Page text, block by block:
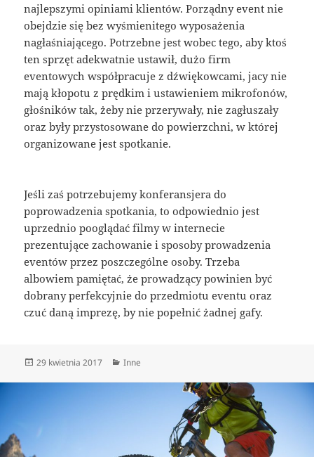
najlepszymi opiniami klientów. Porządny event nie
obejdzie się bez wyśmienitego wyposażenia
nagłaśniającego. Potrzebne jest wobec tego, aby ktoś
ten sprzęt adekwatnie ustawił, dużo firm
eventowych współpracuje z dźwiękowcami, jacy nie
mają kłopotu z prędkim i ustawieniem mikrofonów,
głośników tak, żeby nie przerywały, nie zagłuszały
oraz były przystosowane do powierzchni, w której
organizowane jest spotkanie.
Jeśli zaś potrzebujemy konferansjera do
poprowadzenia spotkania, to odpowiednio jest
uprzednio pooglądać filmy w internecie
prezentujące zachowanie i sposoby prowadzenia
eventów przez poszczególne osoby. Trzeba
albowiem pamiętać, że prowadzący powinien być
dobrany perfekcyjnie do przedmiotu eventu oraz
czuć daną imprezę, by nie popełnić żadnej gafy.
Data
29 kwietnia 2017 Kategorie
Inne